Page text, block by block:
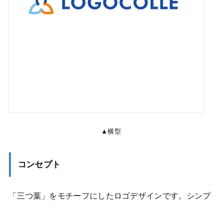
▲横型
コンセプト
「三つ葉」をモチーフにしたロゴデザインです。シンプ